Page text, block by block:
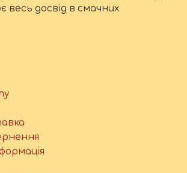
весь досвід в смачних